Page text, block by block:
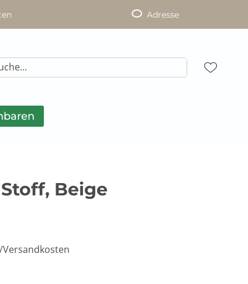
Adresse
Beige
Versandkosten